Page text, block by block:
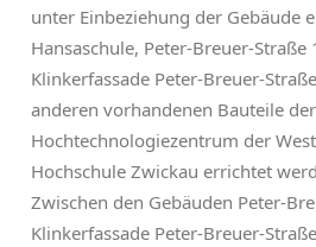
unter Einbeziehung der Gebäude
Hansaschule, Peter-Breuer-Straße
Klinkerfassade Peter-Breuer-
anderen vorhandenen Bauteile
Hochtechnologiezentrum der
Hochschule Zwickau errichtet
Zwischen den Gebäuden Peter-
Klinkerfassade Peter-Breuer-